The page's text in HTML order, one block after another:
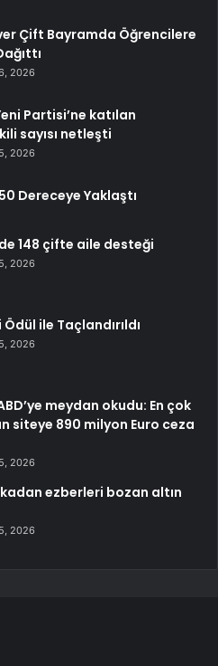
Çift Bayramda Öğrencilere
2026
Partisi’ne katılan
sayısı netleşti
2026
Dereceye Yaklaştı
148 çifte aile desteği
2026
Ödül ile Taçlandırıldı
2026
meydan okudu: En çok
siteye 890 milyon Euro ceza
2026
ezberleri bozan altın
2026